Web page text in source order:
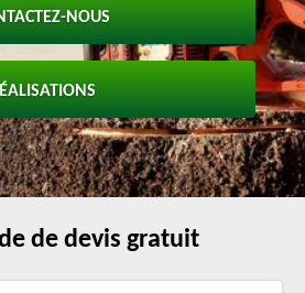
NOUS
de devis gratuit